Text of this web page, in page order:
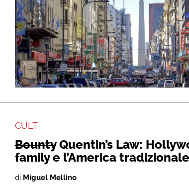
CULT
BountyQuentin’s Law:
family e l’America
di Miguel Mellino